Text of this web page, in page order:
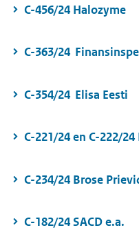
C-456/24 Halozyme
C-363/24
C-354/24 Elisa Eesti
C-221/24 en C-222/
C-234/24 Brose
C-182/24 SACD e.a.